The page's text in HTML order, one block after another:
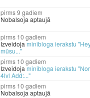
9 gadiem
Nobalsoja aptaujā
10 gadiem
Izveidojaminibloga ierakstu
mūsu..."
10 gadiem
Izveidojaminibloga ierakstu
4lvl Add:..."
10 gadiem
Nobalsoja aptaujā